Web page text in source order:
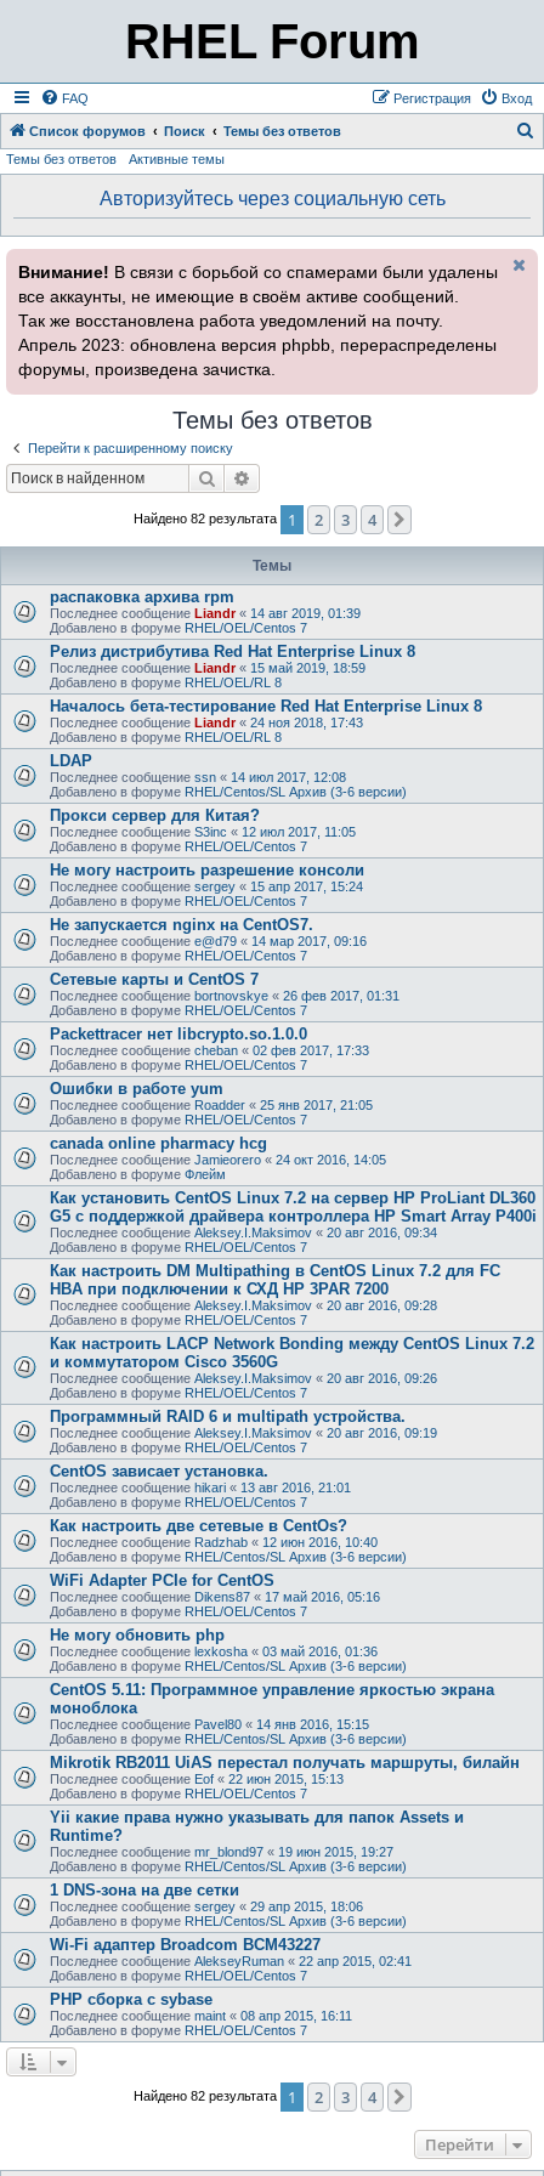
RHEL Forum
FAQ Вход
Регистрация
Список форумов Поиск Темы без ответов
Темы без ответов Активные темы
Авторизуйтесь через социальную сеть
Внимание! В связи с борьбой со спамерами были удалены
все аккаунты, не имеющие в своём активе сообщений.
Так же восстановлена работа уведомлений на почту.
Апрель 2023: обновлена версия phpbb, перераспределены
форумы, произведена зачистка.
Темы без ответов
Перейти к расширенному поиску
Поиск
Найдено 82 результата 1 2 3 4
Темы
распаковка архива rpm
Последнее сообщение Liandr« 14 авг 2019, 01:39
Добавлено в форуме RHEL/OEL/Centos 7
Релиз дистрибутива Red Hat Enterprise Linux 8
Последнее сообщение Liandr« 15 май 2019, 18:59
Добавлено в форуме RHEL/OEL/RL 8
Началось бета-тестирование Red Hat Enterprise Linux 8
Последнее сообщение Liandr« 24 ноя 2018, 17:43
Добавлено в форуме RHEL/OEL/RL 8
LDAP
Последнее сообщение ssn « 14 июл 2017, 12:08
Добавлено в форуме RHEL/Centos/SL Архив (3-6 версии)
Прокси сервер для Китая?
Последнее сообщение S3inc « 12 июл 2017, 11:05
Добавлено в форуме RHEL/OEL/Centos 7
Не могу настроить разрешение консоли
Последнее сообщение sergey « 15 апр 2017, 15:24
Добавлено в форуме RHEL/OEL/Centos 7
Не запускается nginx на CentOS7.
Последнее сообщение e@d79 « 14 мар 2017, 09:16
Добавлено в форуме RHEL/OEL/Centos 7
Сетевые карты и CentOS 7
Последнее сообщение bortnovskye « 26 фев 2017, 01:31
Добавлено в форуме RHEL/OEL/Centos 7
Packettracer нет libcrypto.so.1.0.0
Последнее сообщение cheban « 02 фев 2017, 17:33
Добавлено в форуме RHEL/OEL/Centos 7
Ошибки в работе yum
Последнее сообщение Roadder « 25 янв 2017, 21:05
Добавлено в форуме RHEL/OEL/Centos 7
canada online pharmacy hcg
Последнее сообщение Jamieorero « 24 окт 2016, 14:05
Добавлено в форуме Флейм
Как установить CentOS Linux 7.2 на сервер HP ProLiant DL360
G5 с поддержкой драйвера контроллера HP Smart Array P400i
Последнее сообщение Aleksey.I.Maksimov « 20 авг 2016, 09:34
Добавлено в форуме RHEL/OEL/Centos 7
Как настроить DM Multipathing в CentOS Linux 7.2 для FC
HBA при подключении к СХД HP 3PAR 7200
Последнее сообщение Aleksey.I.Maksimov « 20 авг 2016, 09:28
Добавлено в форуме RHEL/OEL/Centos 7
Как настроить LACP Network Bonding между CentOS Linux 7.2
и коммутатором Cisco 3560G
Последнее сообщение Aleksey.I.Maksimov « 20 авг 2016, 09:26
Добавлено в форуме RHEL/OEL/Centos 7
Программный RAID 6 и multipath устройства.
Последнее сообщение Aleksey.I.Maksimov « 20 авг 2016, 09:19
Добавлено в форуме RHEL/OEL/Centos 7
CentOS зависает установка.
Последнее сообщение hikari « 13 авг 2016, 21:01
Добавлено в форуме RHEL/OEL/Centos 7
Как настроить две сетевые в CentOs?
Последнее сообщение Radzhab « 12 июн 2016, 10:40
Добавлено в форуме RHEL/Centos/SL Архив (3-6 версии)
WiFi Adapter PCIe for CentOS
Последнее сообщение Dikens87 « 17 май 2016, 05:16
Добавлено в форуме RHEL/OEL/Centos 7
Не могу обновить php
Последнее сообщение lexkosha « 03 май 2016, 01:36
Добавлено в форуме RHEL/Centos/SL Архив (3-6 версии)
CentOS 5.11: Программное управление яркостью экрана
моноблока
Последнее сообщение Pavel80 « 14 янв 2016, 15:15
Добавлено в форуме RHEL/Centos/SL Архив (3-6 версии)
Mikrotik RB2011 UiAS перестал получать маршруты, билайн
Последнее сообщение Eof « 22 июн 2015, 15:13
Добавлено в форуме RHEL/OEL/Centos 7
Yii какие права нужно указывать для папок Assets и
Runtime?
Последнее сообщение mr_blond97 « 19 июн 2015, 19:27
Добавлено в форуме RHEL/Centos/SL Архив (3-6 версии)
1 DNS-зона на две сетки
Последнее сообщение sergey « 29 апр 2015, 18:06
Добавлено в форуме RHEL/Centos/SL Архив (3-6 версии)
Wi-Fi адаптер Broadcom BCM43227
Последнее сообщение AlekseyRuman « 22 апр 2015, 02:41
Добавлено в форуме RHEL/OEL/Centos 7
PHP сборка с sybase
Последнее сообщение maint « 08 апр 2015, 16:11
Добавлено в форуме RHEL/OEL/Centos 7
Найдено 82 результата 1 2 3 4
Перейти